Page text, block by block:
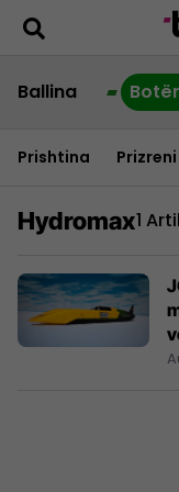
Ballina
Prishtina Prizreni
Hydromax1